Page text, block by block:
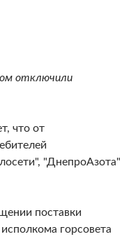
отключили
что от
"ДнепроАзота"
поставки
горсовета